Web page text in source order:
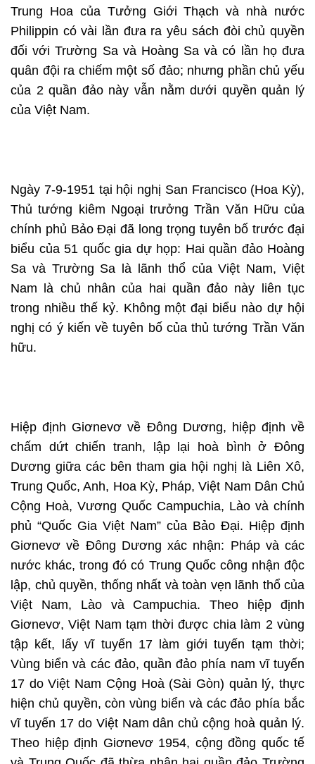
Trung Hoa của Tưởng Giới Thạch và nhà nước
Philippin có vài lần đưa ra yêu sách đòi chủ quyền
đối với Trường Sa và Hoàng Sa và có lần họ đưa
quân đội ra chiếm một số đảo; nhưng phần chủ yếu
của 2 quần đảo này vẫn nằm dưới quyền quản lý
của Việt Nam.
Ngày 7-9-1951 tại hội nghị San Francisco (Hoa Kỳ),
Thủ tướng kiêm Ngoại trưởng Trần Văn Hữu của
chính phủ Bảo Đại đã long trọng tuyên bố trước đại
biểu của 51 quốc gia dự họp: Hai quần đảo Hoàng
Sa và Trường Sa là lãnh thổ của Việt Nam, Việt
Nam là chủ nhân của hai quần đảo này liên tục
trong nhiều thế kỷ. Không một đại biểu nào dự hội
nghị có ý kiến về tuyên bố của thủ tướng Trần Văn
hữu.
Hiệp định Giơnevơ về Đông Dương, hiệp định về
chấm dứt chiến tranh, lập lại hoà bình ở Đông
Dương giữa các bên tham gia hội nghị là Liên Xô,
Trung Quốc, Anh, Hoa Kỳ, Pháp, Việt Nam Dân Chủ
Cộng Hoà, Vương Quốc Campuchia, Lào và chính
phủ “Quốc Gia Việt Nam” của Bảo Đại. Hiệp định
Giơnevơ về Đông Dương xác nhận: Pháp và các
nước khác, trong đó có Trung Quốc công nhận độc
lập, chủ quyền, thống nhất và toàn vẹn lãnh thổ của
Việt Nam, Lào và Campuchia. Theo hiệp định
Giơnevơ, Việt Nam tạm thời được chia làm 2 vùng
tập kết, lấy vĩ tuyến 17 làm giới tuyến tạm thời;
Vùng biển và các đảo, quần đảo phía nam vĩ tuyến
17 do Việt Nam Cộng Hoà (Sài Gòn) quản lý, thực
hiện chủ quyền, còn vùng biển và các đảo phía bắc
vĩ tuyến 17 do Việt Nam dân chủ cộng hoà quản lý.
Theo hiệp định Giơnevơ 1954, cộng đồng quốc tế